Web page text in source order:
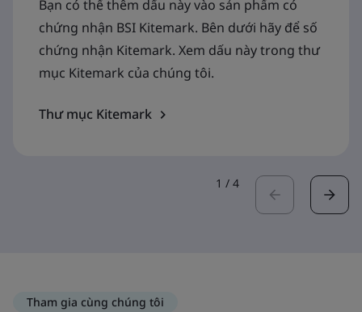
Bạn có thể thêm dấu này vào sản phẩm có
chứng nhận BSI Kitemark. Bên dưới hãy để số
chứng nhận Kitemark. Xem dấu này trong thư
mục Kitemark của chúng tôi.
Thư mục Kitemark
1 / 4
Tham gia cùng chúng tôi